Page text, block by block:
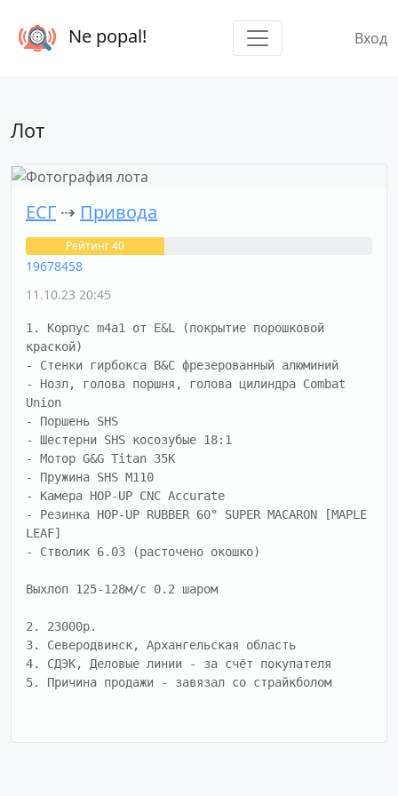
Ne popal! Вход
Лот
ЕСГ ⇢ Привода
Рейтинг 40
19678458
11.10.23 20:45
1. Корпус m4a1 от E&L (покрытие порошковой
краской)
- Стенки гирбокса B&C фрезерованный алюминий
- Нозл, голова поршня, голова цилиндра Combat
Union
- Поршень SHS
- Шестерни SHS косозубые 18:1
- Мотор G&G Titan 35К
- Пружина SHS M110
- Камера HOP-UP CNC Accurate
- Резинка HOP-UP RUBBER 60° SUPER MACARON [MAPLE
LEAF]
- Стволик 6.03 (расточено окошко)
Выхлоп 125-128м/с 0.2 шаром
2. 23000р.
3. Северодвинск, Архангельская область
4. СДЭК, Деловые линии - за счёт покупателя
5. Причина продажи - завязал со страйкболом